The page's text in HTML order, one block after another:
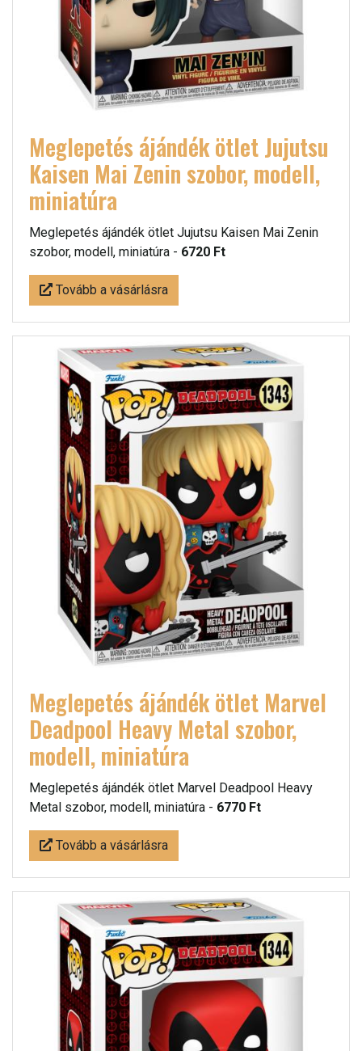
Meglepetés ájándék ötlet Jujutsu
Kaisen Mai Zenin szobor, modell,
miniatúra
Meglepetés ájándék ötlet Jujutsu Kaisen Mai Zenin
szobor, modell, miniatúra - 6720 Ft
Tovább a vásárlásra
Meglepetés ájándék ötlet Marvel
Deadpool Heavy Metal szobor,
modell, miniatúra
Meglepetés ájándék ötlet Marvel Deadpool Heavy
Metal szobor, modell, miniatúra - 6770 Ft
Tovább a vásárlásra